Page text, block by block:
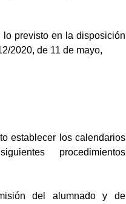
previsto en la disposición
2020, de 11 de mayo,
establecer los calendarios
procedimientos
del alumnado y de